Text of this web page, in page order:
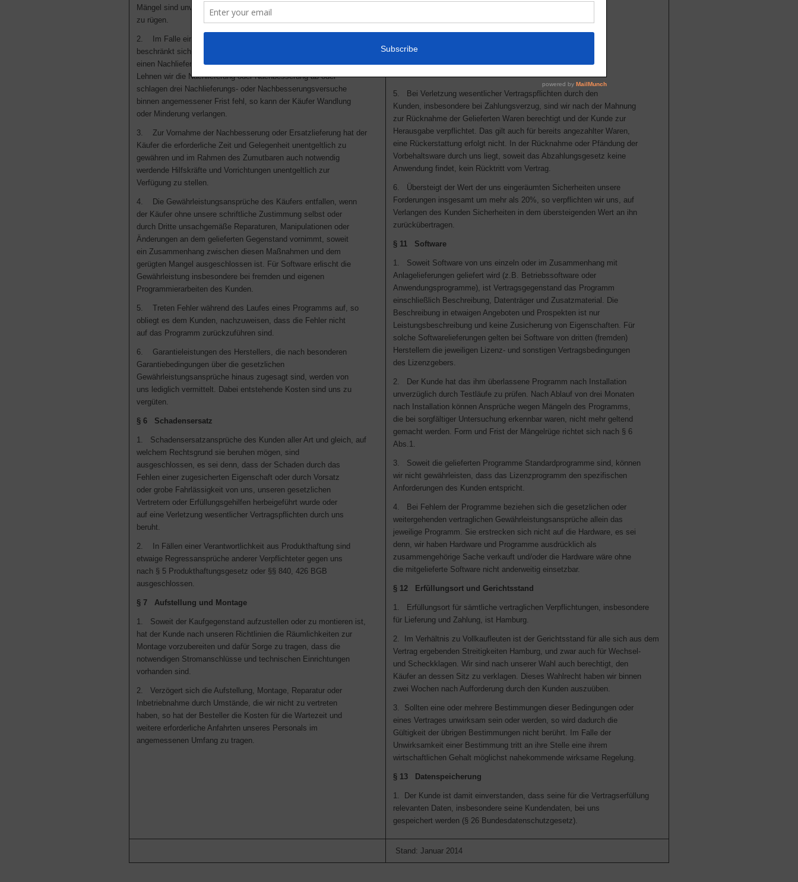
Mängel sind unverzüglich nach Entdeckung in gleicher Weise
zu rügen.
2. Im Falle einer berechtigten und rechtzeitigen Mängelrüge
beschränkt sich das Recht des Käufers nach unserer Wahl auf
einen Nachlieferungsanspruch oder Nachbesserungsanspruch.
Lehnen wir die Nachlieferung oder Nachbesserung ab oder
schlagen drei Nachlieferungs- oder Nachbesserungsversuche
binnen angemessener Frist fehl, so kann der Käufer Wandlung
oder Minderung verlangen.
3. Zur Vornahme der Nachbesserung oder Ersatzlieferung hat der
Käufer die erforderliche Zeit und Gelegenheit unentgeltlich zu
gewähren und im Rahmen des Zumutbaren auch notwendig
werdende Hilfskräfte und Vorrichtungen unentgeltlich zur
Verfügung zu stellen.
4. Die Gewährleistungsansprüche des Käufers entfallen, wenn
der Käufer ohne unsere schriftliche Zustimmung selbst oder
durch Dritte unsachgemäße Reparaturen, Manipulationen oder
Änderungen an dem gelieferten Gegenstand vornimmt, soweit
ein Zusammenhang zwischen diesen Maßnahmen und dem
gerügten Mangel ausgeschlossen ist. Für Software erlischt die
Gewährleistung insbesondere bei fremden und eigenen
Programmierarbeiten des Kunden.
5. Treten Fehler während des Laufes eines Programms auf, so
obliegt es dem Kunden, nachzuweisen, dass die Fehler nicht
auf das Programm zurückzuführen sind.
6. Garantieleistungen des Herstellers, die nach besonderen
Garantiebedingungen über die gesetzlichen
Gewährleistungsansprüche hinaus zugesagt sind, werden von
uns lediglich vermittelt. Dabei entstehende Kosten sind uns zu
vergüten.
§ 6 Schadensersatz
1. Schadensersatzansprüche des Kunden aller Art und gleich, auf
welchem Rechtsgrund sie beruhen mögen, sind
ausgeschlossen, es sei denn, dass der Schaden durch das
Fehlen einer zugesicherten Eigenschaft oder durch Vorsatz
oder grobe Fahrlässigkeit von uns, unseren gesetzlichen
Vertretern oder Erfüllungsgehilfen herbeigeführt wurde oder
auf eine Verletzung wesentlicher Vertragspflichten durch uns
beruht.
2. In Fällen einer Verantwortlichkeit aus Produkthaftung sind
etwaige Regressansprüche anderer Verpflichteter gegen uns
nach § 5 Produkthaftungsgesetz oder §§ 840, 426 BGB
ausgeschlossen.
§ 7 Aufstellung und Montage
1. Soweit der Kaufgegenstand aufzustellen oder zu montieren ist,
hat der Kunde nach unseren Richtlinien die Räumlichkeiten zur
Montage vorzubereiten und dafür Sorge zu tragen, dass die
notwendigen Stromanschlüsse und technischen Einrichtungen
vorhanden sind.
2. Verzögert sich die Aufstellung, Montage, Reparatur oder
Inbetriebnahme durch Umstände, die wir nicht zu vertreten
haben, so hat der Besteller die Kosten für die Wartezeit und
weitere erforderliche Anfahrten unseres Personals im
angemessenen Umfang zu tragen.
Vorbehaltsware ist unzulässig. Von
Vorbehaltsware hat der Käufer uns unverzüglich unter
5. Bei Verletzung wesentlicher Vertragspflichten durch den
Kunden, insbesondere bei Zahlungsverzug, sind wir nach der Mahnung
zur Rücknahme der Gelieferten Waren berechtigt und der Kunde zur
Herausgabe verpflichtet. Das gilt auch für bereits angezahlter Waren,
eine Rückerstattung erfolgt nicht. In der Rücknahme oder Pfändung der
Vorbehaltsware durch uns liegt, soweit das Abzahlungsgesetz keine
Anwendung findet, kein Rücktritt vom Vertrag.
6. Übersteigt der Wert der uns eingeräumten Sicherheiten unsere
Forderungen insgesamt um mehr als 20%, so verpflichten wir uns, auf
Verlangen des Kunden Sicherheiten in dem übersteigenden Wert an ihn
zurückübertragen.
§ 11 Software
1. Soweit Software von uns einzeln oder im Zusammenhang mit
Anlagelieferungen geliefert wird (z.B. Betriebssoftware oder
Anwendungsprogramme), ist Vertragsgegenstand das Programm
einschließlich Beschreibung, Datenträger und Zusatzmaterial. Die
Beschreibung in etwaigen Angeboten und Prospekten ist nur
Leistungsbeschreibung und keine Zusicherung von Eigenschaften. Für
solche Softwarelieferungen gelten bei Software von dritten (fremden)
Herstellern die jeweiligen Lizenz- und sonstigen Vertragsbedingungen
des Lizenzgebers.
2. Der Kunde hat das ihm überlassene Programm nach Installation
unverzüglich durch Testläufe zu prüfen. Nach Ablauf von drei Monaten
nach Installation können Ansprüche wegen Mängeln des Programms,
die bei sorgfältiger Untersuchung erkennbar waren, nicht mehr geltend
gemacht werden. Form und Frist der Mängelrüge richtet sich nach § 6
Abs.1.
3. Soweit die gelieferten Programme Standardprogramme sind, können
wir nicht gewährleisten, dass das Lizenzprogramm den spezifischen
Anforderungen des Kunden entspricht.
4. Bei Fehlern der Programme beziehen sich die gesetzlichen oder
weitergehenden vertraglichen Gewährleistungsansprüche allein das
jeweilige Programm. Sie erstrecken sich nicht auf die Hardware, es sei
denn, wir haben Hardware und Programme ausdrücklich als
zusammengehörige Sache verkauft und/oder die Hardware wäre ohne
die mitgelieferte Software nicht anderweitig einsetzbar.
§ 12 Erfüllungsort und Gerichtsstand
1. Erfüllungsort für sämtliche vertraglichen Verpflichtungen, insbesondere
für Lieferung und Zahlung, ist Hamburg.
2. Im Verhältnis zu Vollkaufleuten ist der Gerichtsstand für alle sich aus dem
Vertrag ergebenden Streitigkeiten Hamburg, und zwar auch für Wechsel-
und Scheckklagen. Wir sind nach unserer Wahl auch berechtigt, den
Käufer an dessen Sitz zu verklagen. Dieses Wahlrecht haben wir binnen
zwei Wochen nach Aufforderung durch den Kunden auszuüben.
3. Sollten eine oder mehrere Bestimmungen dieser Bedingungen oder
eines Vertrages unwirksam sein oder werden, so wird dadurch die
Gültigkeit der übrigen Bestimmungen nicht berührt. Im Falle der
Unwirksamkeit einer Bestimmung tritt an ihre Stelle eine ihrem
wirtschaftlichen Gehalt möglichst nahekommende wirksame Regelung.
§ 13 Datenspeicherung
1. Der Kunde ist damit einverstanden, dass seine für die Vertragserfüllung
relevanten Daten, insbesondere seine Kundendaten, bei uns
gespeichert werden (§ 26 Bundesdatenschutzgesetz).
Stand: Januar 2014